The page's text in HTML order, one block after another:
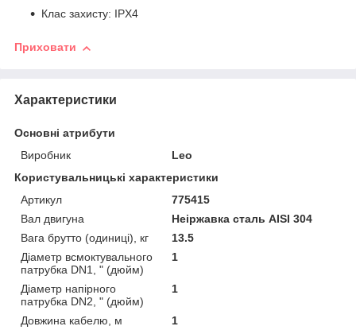
Клас захисту: IPX4
Приховати
Характеристики
Основні атрибути
Виробник
Leo
Користувальницькі характеристики
Артикул
775415
Вал двигуна
Неіржавка сталь AISI 304
Вага брутто (одиниці), кг
13.5
Діаметр всмоктувального
патрубка DN1, " (дюйм)
1
Діаметр напірного
патрубка DN2, " (дюйм)
1
Довжина кабелю, м
1